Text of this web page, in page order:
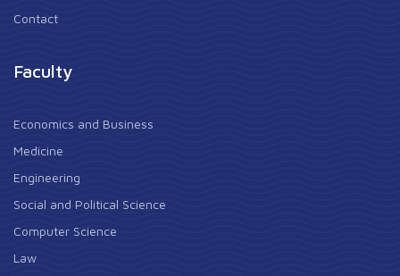
Contact
Faculty
Economics and Business
Medicine
Engineering
Social and Political Science
Computer Science
Law